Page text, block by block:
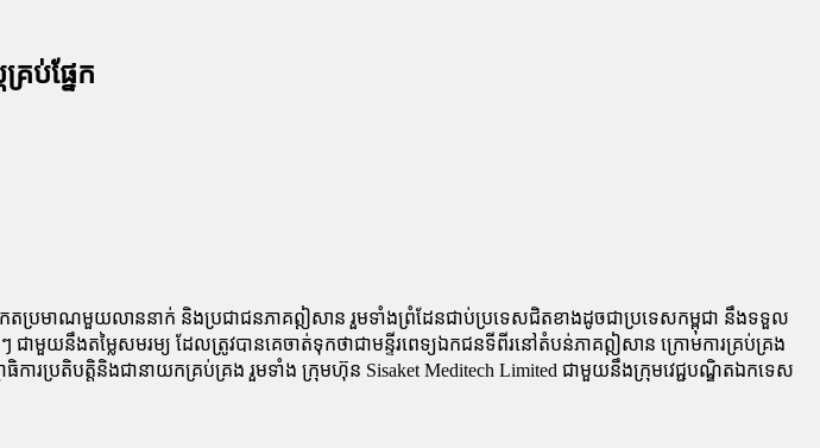
រប់ផ្នែក
េតប្រមាណមួយលាននាក់ និងប្រជាជនភាគឦសាន រួមទាំងព្រំដែនជាប់ប្រទេសជិតខាងដូចជាប្រទេសកម្ពុជា នឹងទទួល
មួយនឹងតម្លៃសមរម្យ ដែលត្រូវបានគេចាត់ទុកថាជាមន្ទីរពេទ្យឯកជនទីពីរនៅតំបន់ភាគឦសាន ក្រោមការគ្រប់គ្រង
ប្រតិបត្តិនិងជានាយកគ្រប់គ្រង រួមទាំង ក្រុមហ៊ុន Sisaket Meditech Limited ជាមួយនឹងក្រុមវេជ្ជបណ្ឌិតឯកទេស